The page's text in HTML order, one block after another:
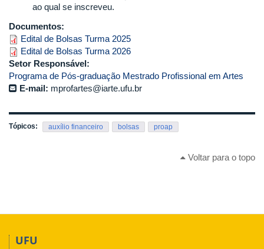
ao qual se inscreveu.
Documentos:
Edital de Bolsas Turma 2025
Edital de Bolsas Turma 2026
Setor Responsável:
Programa de Pós-graduação Mestrado Profissional em Artes
E-mail: mprofartes@iarte.ufu.br
Tópicos: auxílio financeiro bolsas proap
Voltar para o topo
UFU